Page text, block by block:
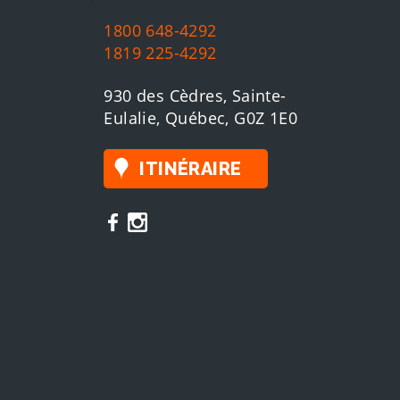
1800 648-4292
1819 225-4292
930 des Cèdres, Sainte-
Eulalie, Québec, G0Z 1E0
ITINÉRAIRE